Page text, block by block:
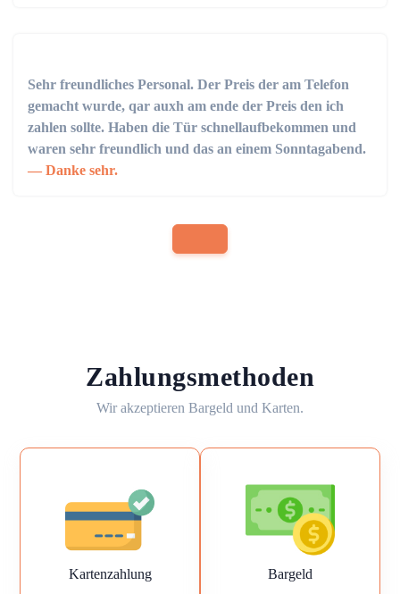
Sehr freundliches Personal. Der Preis der am Telefon
gemacht wurde, qar auxh am ende der Preis den ich
zahlen sollte. Haben die Tür schnellaufbekommen und
waren sehr freundlich und das an einem Sonntagabend.
Danke sehr.
Zahlungsmethoden
Wir akzeptieren Bargeld und Karten.
Kartenzahlung Bargeld